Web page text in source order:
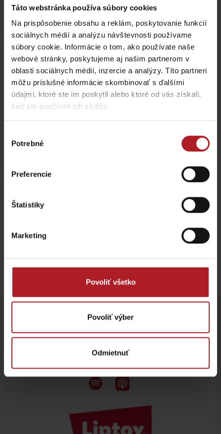
Táto webstránka používa súbory cookies
Na prispôsobenie obsahu a reklám, poskytovanie funkcií
sociálnych médií a analýzu návštevnosti používame
súbory cookie. Informácie o tom, ako používate naše
webové stránky, poskytujeme aj našim partnerom v
oblasti sociálnych médií, inzercie a analýzy. Títo partneri
môžu príslušné informácie skombinovať s ďalšími
údajmi, ktoré ste im poskytli alebo ktoré od vás získali,
keď ste používali ich služby.
súhlasu
Potrebné
Preferencie
Štatistiky
Marketing
Povoliť všetko
Povoliť výber
Odmietnuť
Sledujte nás na sociálnych sietiach